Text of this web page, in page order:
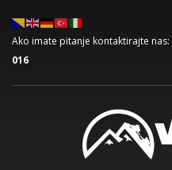
Ako imate pitanje kontaktirajte nas:
016